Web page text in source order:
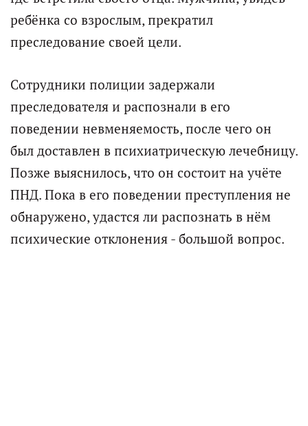
ребёнка со взрослым, прекратил
преследование своей цели.
Сотрудники полиции задержали
преследователя и распознали в его
поведении невменяемость, после чего он
был доставлен в психиатрическую лечебницу.
Позже выяснилось, что он состоит на учёте
ПНД. Пока в его поведении преступления не
обнаружено, удастся ли распознать в нём
психические отклонения - большой вопрос.